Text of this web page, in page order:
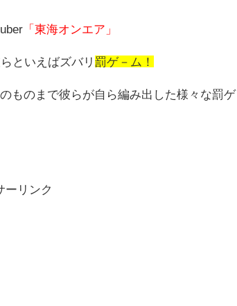
「東海オンエア」
といえばズバリ罰ゲ －ム！
ものまで彼らが自ら編み出した様々な罰ゲ
ーリンク